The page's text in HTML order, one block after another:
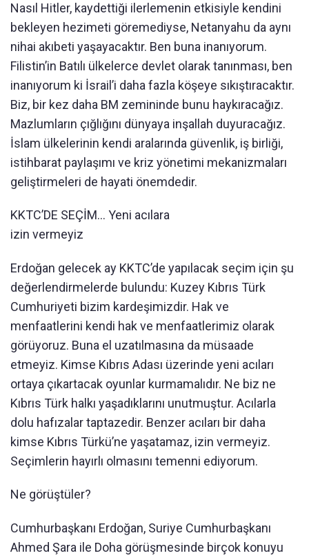
Nasıl Hitler, kaydettiği ilerlemenin etkisiyle kendini
bekleyen hezimeti göremediyse, Netanyahu da aynı
nihai akıbeti yaşayacaktır. Ben buna inanıyorum.
Filistin’in Batılı ülkelerce devlet olarak tanınması, ben
inanıyorum ki İsrail’i daha fazla köşeye sıkıştıracaktır.
Biz, bir kez daha BM zemininde bunu haykıracağız.
Mazlumların çığlığını dünyaya inşallah duyuracağız.
İslam ülkelerinin kendi aralarında güvenlik, iş birliği,
istihbarat paylaşımı ve kriz yönetimi mekanizmaları
geliştirmeleri de hayati önemdedir.
KKTC’DE SEÇİM... Yeni acılara
izin vermeyiz
Erdoğan gelecek ay KKTC’de yapılacak seçim için şu
değerlendirmelerde bulundu: Kuzey Kıbrıs Türk
Cumhuriyeti bizim kardeşimizdir. Hak ve
menfaatlerini kendi hak ve menfaatlerimiz olarak
görüyoruz. Buna el uzatılmasına da müsaade
etmeyiz. Kimse Kıbrıs Adası üzerinde yeni acıları
ortaya çıkartacak oyunlar kurmamalıdır. Ne biz ne
Kıbrıs Türk halkı yaşadıklarını unutmuştur. Acılarla
dolu hafızalar taptazedir. Benzer acıları bir daha
kimse Kıbrıs Türkü’ne yaşatamaz, izin vermeyiz.
Seçimlerin hayırlı olmasını temenni ediyorum.
Ne görüştüler?
Cumhurbaşkanı Erdoğan, Suriye Cumhurbaşkanı
Ahmed Şara ile Doha görüşmesinde birçok konuyu